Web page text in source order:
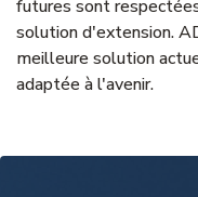
futures sont
solution d'extension.
meilleure solution
adaptée à l'avenir.